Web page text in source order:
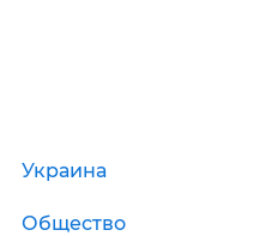
Украина
Общество